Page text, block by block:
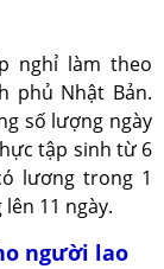
nghỉ làm theo
phủ Nhật Bản.
số lượng ngày
tập sinh từ 6
lương trong 1
11 ngày.
người lao